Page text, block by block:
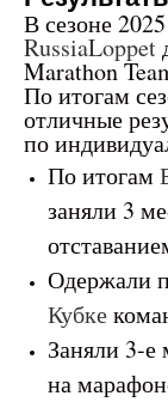
В сезоне
RussiaLoppet
Marathon
По итогам
отличные
по
По итогам
заняли 3
Одержали
Кубке
Заняли 3-е
на